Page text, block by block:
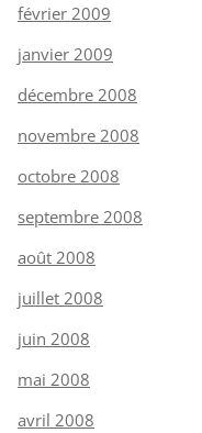
février 2009
janvier 2009
décembre 2008
novembre 2008
octobre 2008
septembre 2008
août 2008
juillet 2008
juin 2008
mai 2008
avril 2008